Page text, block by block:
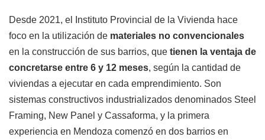
Desde 2021, el Instituto Provincial de la Vivienda hace
foco en la utilización de materiales no convencionales
en la construcción de sus barrios, que tienen la ventaja de
concretarse entre 6 y 12 meses, según la cantidad de
viviendas a ejecutar en cada emprendimiento. Son
sistemas constructivos industrializados denominados Steel
Framing, New Panel y Cassaforma, y la primera
experiencia en Mendoza comenzó en dos barrios en